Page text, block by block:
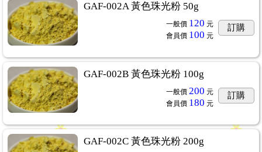
GAF-002A 黃色珠光粉 50g
一般價 120 元
會員價 100 元
訂購
GAF-002B 黃色珠光粉 100g
一般價 200 元
會員價 180 元
訂購
GAF-002C 黃色珠光粉 200g